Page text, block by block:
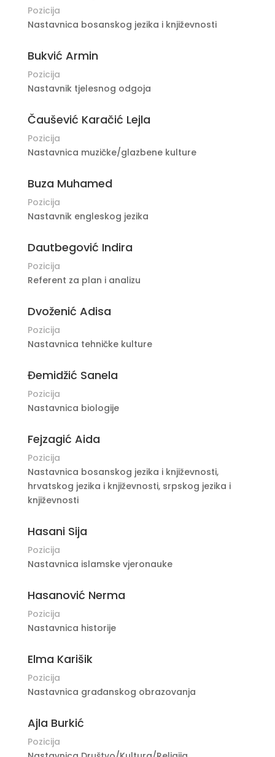
Pozicija
Nastavnica bosanskog jezika i književnosti
Bukvić Armin
Pozicija
Nastavnik tjelesnog odgoja
Čaušević Karačić Lejla
Pozicija
Nastavnica muzičke/glazbene kulture
Buza Muhamed
Pozicija
Nastavnik engleskog jezika
Dautbegović Indira
Pozicija
Referent za plan i analizu
Dvoženić Adisa
Pozicija
Nastavnica tehničke kulture
Đemidžić Sanela
Pozicija
Nastavnica biologije
Fejzagić Aida
Pozicija
Nastavnica bosanskog jezika i književnosti,
hrvatskog jezika i književnosti, srpskog jezika i
književnosti
Hasani Sija
Pozicija
Nastavnica islamske vjeronauke
Hasanović Nerma
Pozicija
Nastavnica historije
Elma Karišik
Pozicija
Nastavnica građanskog obrazovanja
Ajla Burkić
Pozicija